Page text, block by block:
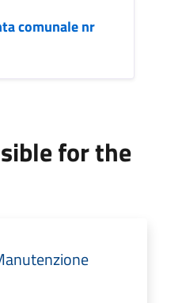
comunale nr
for the